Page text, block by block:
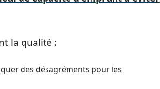
la qualité :
des désagréments pour les